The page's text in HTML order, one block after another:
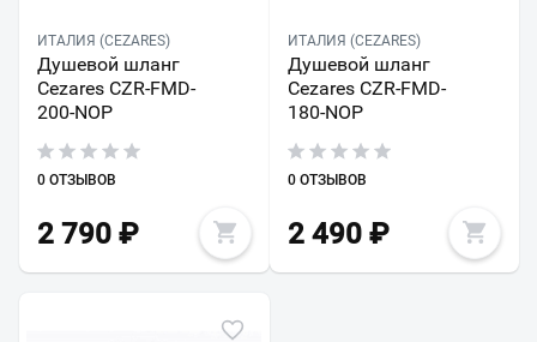
ИТАЛИЯ (CEZARES)
Душевой шланг
Cezares CZR-FMD-
200-NOP
0 ОТЗЫВОВ
2 790 ₽
ИТАЛИЯ (CEZARES)
Душевой шланг
Cezares CZR-FMD-
180-NOP
0 ОТЗЫВОВ
2 490₽